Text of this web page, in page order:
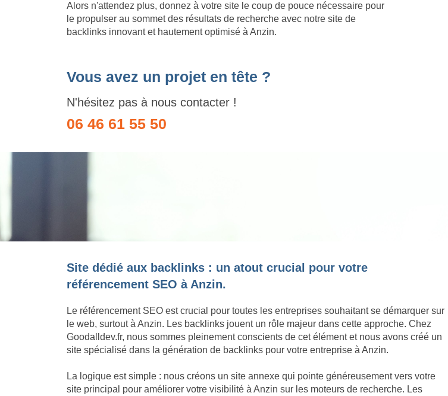
Alors n'attendez plus, donnez à votre site le coup de pouce nécessaire pour
le propulser au sommet des résultats de recherche avec notre site de
backlinks innovant et hautement optimisé à Anzin.
Vous avez un projet en tête ?
N'hésitez pas à nous contacter !
06 46 61 55 50
Site dédié aux backlinks : un atout crucial pour votre
référencement SEO à Anzin.
Le référencement SEO est crucial pour toutes les entreprises souhaitant se démarquer sur
le web, surtout à Anzin. Les backlinks jouent un rôle majeur dans cette approche. Chez
Goodalldev.fr, nous sommes pleinement conscients de cet élément et nous avons créé un
site spécialisé dans la génération de backlinks pour votre entreprise à Anzin.
La logique est simple : nous créons un site annexe qui pointe généreusement vers votre
site principal pour améliorer votre visibilité à Anzin sur les moteurs de recherche. Les